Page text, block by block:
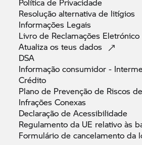
Resolução alternativa de litígios
Informações Legais
Livro de Reclamações Eletrónico
Atualiza os teusdados
DSA
Informação consumidor -
Crédito
Plano de Prevenção de Riscos
InfraçõesConexas
Declaração deAcessibilidade
Regulamento da UE relativo às
Formulário de cancelamento da